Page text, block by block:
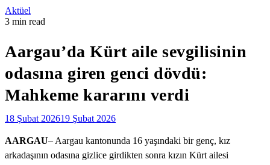
Posted
in
Aktüel
Estimated
3 min read
Aargau’da Kürt aile sevgilisinin
odasına giren genci dövdü:
Mahkeme kararını verdi
18 Şubat 202619 Şubat 2026
AARGAU– Aargau kantonunda 16 yaşındaki bir genç, kız
arkadaşının odasına gizlice girdikten sonra kızın Kürt ailesi